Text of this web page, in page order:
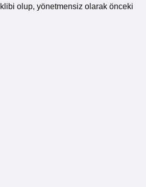
olup, yönetmensiz olarak önceki